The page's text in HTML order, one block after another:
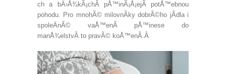
ch a bÄ›Å¾kÃ¡chÂ pÅ™inÃ¡Å¡ejÃ­ potÅ™ebnou
pohodu. Pro mnohÃ© milovnÃ­ky dobrÃ©ho jÃ­dla i
spoleÄnÃ© vaÅ™enÃ­ pÅ™inese do
manÅ¾elstvÃ­ to pravÃ© koÅ™enÃ­.Â